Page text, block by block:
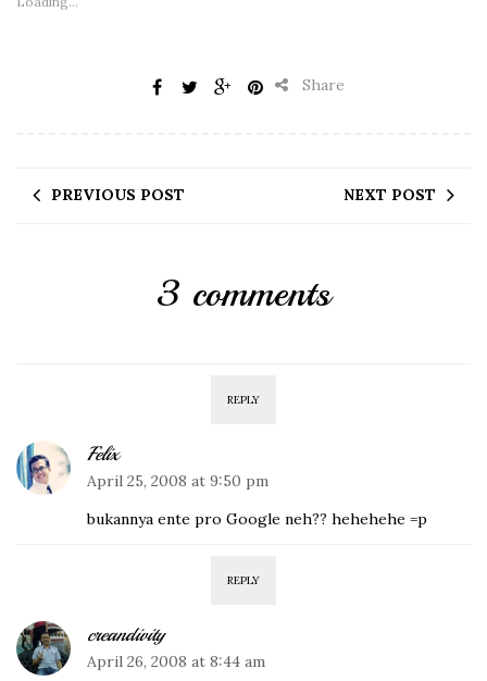
Share
PREVIOUS POST NEXT POST
3 comments
REPLY
Felix
April 25, 2008 at 9:50 pm
bukannya ente pro Google neh?? hehehehe =p
REPLY
creandivity
April 26, 2008 at 8:44 am